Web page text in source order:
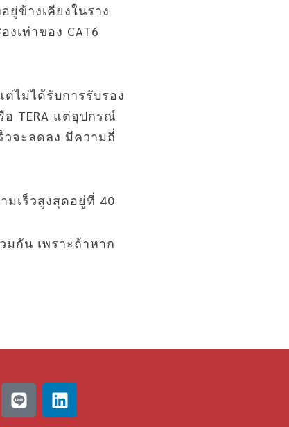
ข้างเคียงในราง
เท่าของ CAT6
ต่ไม่ได้รับการรับรอง
อ TERA แต่อุปกรณ์
วจะลดลง มีความถี่
มเร็วสูงสุดอยู่ที่ 40
มกัน เพราะถ้าหาก